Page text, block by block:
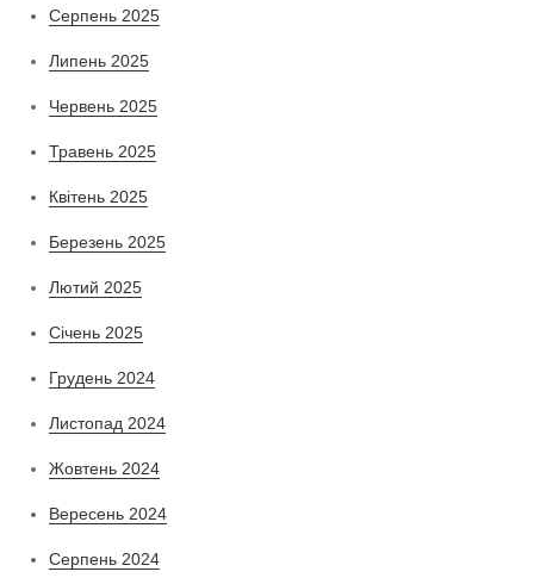
Серпень 2025
Липень 2025
Червень 2025
Травень 2025
Квітень 2025
Березень 2025
Лютий 2025
Січень 2025
Грудень 2024
Листопад 2024
Жовтень 2024
Вересень 2024
Серпень 2024